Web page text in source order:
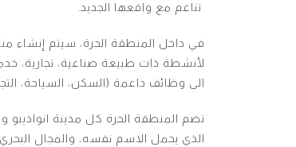
تناغم مع واقعها الجديد.
في داخل المنطقة الحرة، سيتم إنشاء
لأنشطة ذات طبيعة صناعية، تجارية،
الى وظائف داعمة (السكن، السياحة،
تضم المنطقة الحرة كل مدينة انواذيبو
الذي يحمل الاسم نفسه، والمجال